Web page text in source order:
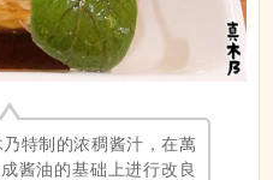
特制的浓稠酱汁，在萬
酱油的基础上进行改良